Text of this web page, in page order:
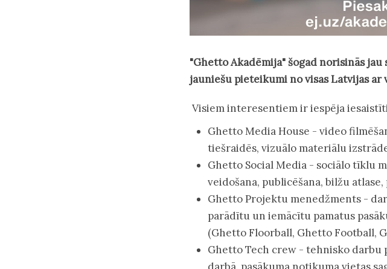
"Ghetto Akadēmija" šogad norisinās
jauniešu pieteikumi no visas Latvijas
Visiem interesentiem ir iespēja
Ghetto Media House - video
tiešraidēs, vizuālo materiālu
Ghetto Social Media - sociālo tīklu
veidošana, publicēšana, bilžu
Ghetto Projektu menedžments -
parādītu un iemācītu pamatus
(Ghetto Floorball, Ghetto Football,
Ghetto Tech crew - tehnisko darbu